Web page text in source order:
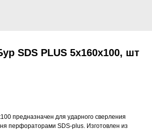
SDS PLUS 5х160х100, шт
предназначен для ударного сверления
перфораторами SDS-plus. Изготовлен из
7 к.1